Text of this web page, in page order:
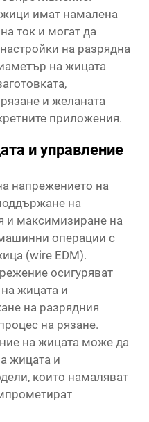
имат намалена
ток и могат да
на разрядна
на жицата
и желаната
приложения.
и управление
напрежението на
на
и максимизиране на
операции с
(wire EDM).
осигуряват
жицата и
на разрядния
на рязане.
на жицата може да
жицата и
които намаляват